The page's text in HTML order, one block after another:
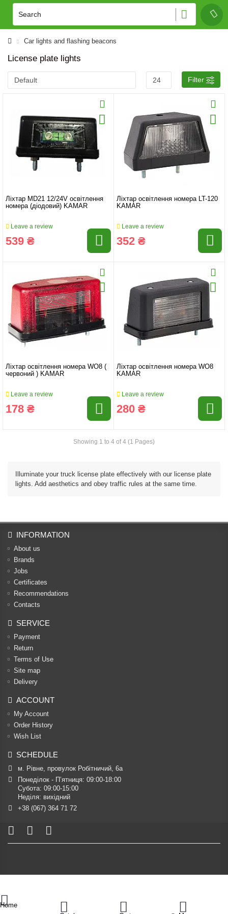
Car lights and flashing beacons
License plate lights
Filter
Ліхтар MD21 12/24V освітлення
номера (діодовий) KAMAR
Leave a review
539 ₴
Ліхтар освітлення номера LT-120
KAMAR
Leave a review
352 ₴
Ліхтар освітлення номера WO8 (
червоний ) KAMAR
Leave a review
178 ₴
Ліхтар освітлення номера WO8
KAMAR
Leave a review
280 ₴
Showing 1 to 4 of 4 (1 Pages)
Illuminate your truck license plate effectively with our license plate
lights. Add aesthetics and obey traffic rules at the same time.
INFORMATION
About us
Brands
Jobs
Certificates
Recommendations
Contacts
SERVICE
Payment
Return
Terms of Use
Site map
Delivery
ACCOUNT
My Account
Order History
Wish List
SCHEDULE
м. Рівне, провулок Робітничий, 6а
Понеділок - П’ятниця: 09:00-18:00
Субота: 09:00-15:00
Неділя: вихідний
+38 (067) 364 71 72
Home